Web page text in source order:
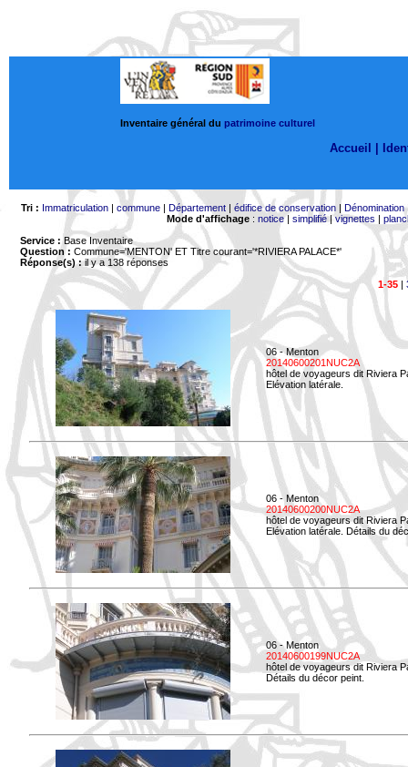
Inventaire général du patrimoine culturel
Accueil |
Tri : Immatriculation| commune| Département| édifice de conservation| Dénomination
Mode d'affichage: notice| simplifié|vignettes |
Service : Base Inventaire
Question : Commune='MENTON' ET Titre courant='*RIVIERA PALACE*'
Réponse(s) :il y a 138 réponses
1-35|
06 - Menton
20140600201NUC2A
hôtel de voyageurs dit Riviera
Elévation latérale.
06 - Menton
20140600200NUC2A
hôtel de voyageurs dit Riviera
Elévation latérale. Détails du
06 - Menton
20140600199NUC2A
hôtel de voyageurs dit Riviera
Détails du décor peint.